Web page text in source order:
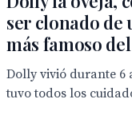
ser clonado de
más famoso
Dolly vivió durante 6
tuvo todos los